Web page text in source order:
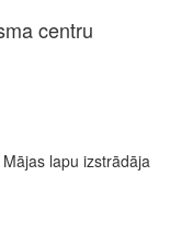
centru
lapu izstrādāja